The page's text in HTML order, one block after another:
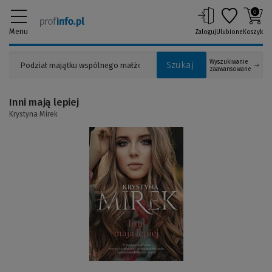
Menu
Szukaj
Wyszukiwanie
zaawansowane
ZalogujUlubione
0
Koszyk
strony)
Inni mają lepiej
Krystyna Mirek